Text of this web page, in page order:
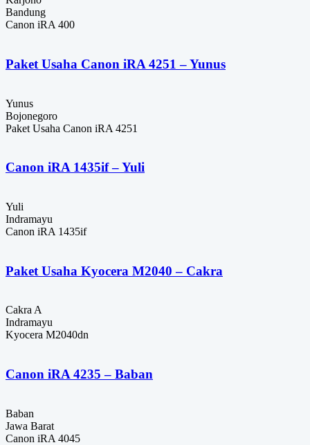
Bandung
Canon iRA 400
Paket Usaha Canon iRA 4251 – Yunus
Yunus
Bojonegoro
Paket Usaha Canon iRA 4251
Canon iRA 1435if – Yuli
Yuli
Indramayu
Canon iRA 1435if
Paket Usaha Kyocera M2040 – Cakra
Cakra A
Indramayu
Kyocera M2040dn
Canon iRA 4235 – Baban
Baban
Jawa Barat
Canon iRA 4045